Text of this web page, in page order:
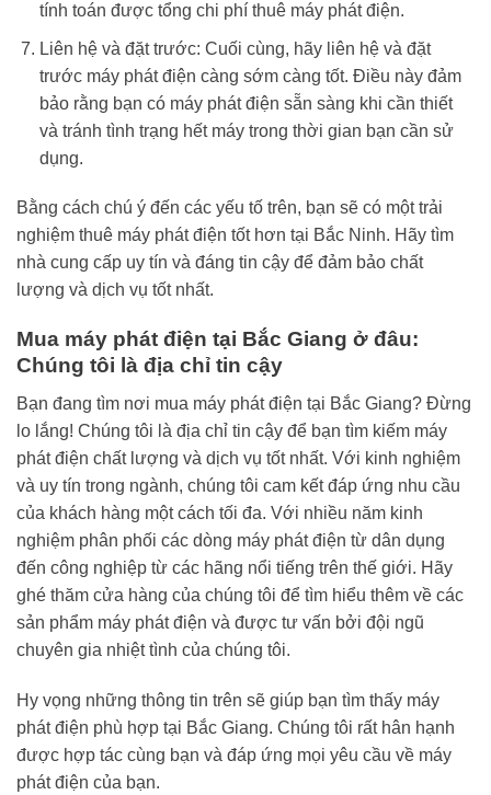
tính toán được tổng chi phí thuê máy phát điện.
Liên hệ và đặt trước: Cuối cùng, hãy liên hệ và đặt
trước máy phát điện càng sớm càng tốt. Điều này đảm
bảo rằng bạn có máy phát điện sẵn sàng khi cần thiết
và tránh tình trạng hết máy trong thời gian bạn cần sử
dụng.
Bằng cách chú ý đến các yếu tố trên, bạn sẽ có một trải
nghiệm thuê máy phát điện tốt hơn tại Bắc Ninh. Hãy tìm
nhà cung cấp uy tín và đáng tin cậy để đảm bảo chất
lượng và dịch vụ tốt nhất.
Mua máy phát điện tại Bắc Giang ở đâu:
Chúng tôi là địa chỉ tin cậy
Bạn đang tìm nơi mua máy phát điện tại Bắc Giang? Đừng
lo lắng! Chúng tôi là địa chỉ tin cậy để bạn tìm kiếm máy
phát điện chất lượng và dịch vụ tốt nhất. Với kinh nghiệm
và uy tín trong ngành, chúng tôi cam kết đáp ứng nhu cầu
của khách hàng một cách tối đa. Với nhiều năm kinh
nghiệm phân phối các dòng máy phát điện từ dân dụng
đến công nghiệp từ các hãng nổi tiếng trên thế giới. Hãy
ghé thăm cửa hàng của chúng tôi để tìm hiểu thêm về các
sản phẩm máy phát điện và được tư vấn bởi đội ngũ
chuyên gia nhiệt tình của chúng tôi.
Hy vọng những thông tin trên sẽ giúp bạn tìm thấy máy
phát điện phù hợp tại Bắc Giang. Chúng tôi rất hân hạnh
được hợp tác cùng bạn và đáp ứng mọi yêu cầu về máy
phát điện của bạn.